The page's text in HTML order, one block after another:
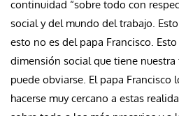
continuidad “sobre todo con
social y del mundo del trabajo.
esto no es del papa Francisco.
dimensión social que tiene
puede obviarse. El papa Francisco
hacerse muy cercano a estas